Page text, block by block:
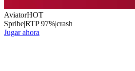
AviatorHOT
Spribe|RTP97%|crash
Jugar ahora